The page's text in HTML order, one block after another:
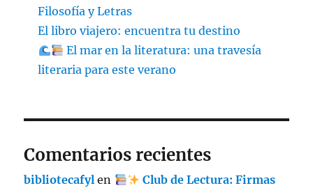
Filosofía y Letras
El libro viajero: encuentra tu destino
El mar en la literatura: una travesía
literaria para este verano
Comentarios recientes
bibliotecafyl en
Club de Lectura: Firmas